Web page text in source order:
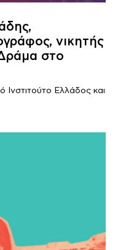
νικητής
στο
Ινστιτούτο Ελλάδος και